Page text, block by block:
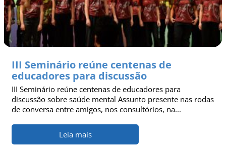
III Seminário reúne centenas de
educadores para discussão
III Seminário reúne centenas de educadores para
discussão sobre saúde mental Assunto presente nas rodas
de conversa entre amigos, nos consultórios, na...
Leia mais